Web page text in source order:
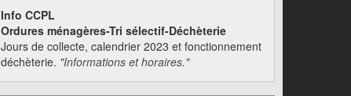
Info CCPL
Ordures ménagères-Tri sélectif-Déchèterie
Jours de collecte, calendrier 2023 et fonctionnement
déchèterie. "Informations et horaires."